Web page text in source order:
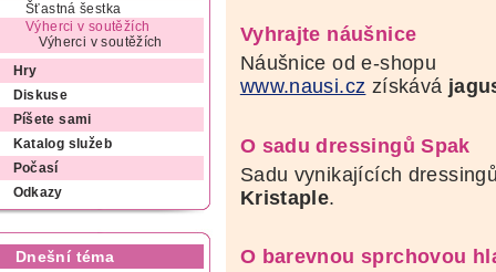
Šťastná šestka
Výherci v soutěžích
Výherci v soutěžích
Hry
Diskuse
Píšete sami
Katalog služeb
Počasí
Odkazy
Dnešní téma
Vyhrajte náušnice
Náušnice od e-shopu
www.nausi.cz získává
O sadu dressingů Spak
Sadu vynikajících
Kristaple.
O barevnou sprchovou